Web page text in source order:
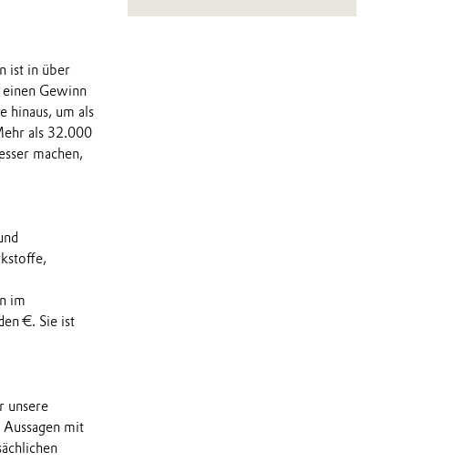
ist in über
Gewinn
hinaus, um als
als 32.000
machen,
im
€. Sie ist
unsere
mit